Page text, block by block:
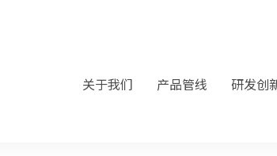
关于我们 产品管线 研发创